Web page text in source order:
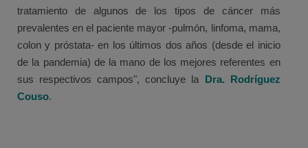
tratamiento de algunos de los tipos de cáncer más
prevalentes en el paciente mayor -pulmón, linfoma, mama,
colon y próstata- en los últimos dos años (desde el inicio
de la pandemia) de la mano de los mejores referentes en
sus respectivos campos", concluye la Dra. Rodríguez
Couso.